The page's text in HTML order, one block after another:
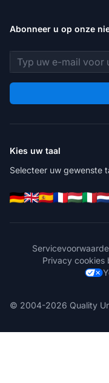
Abonneer u op onze
E-mailadres
Kies uw taal
Selecteer uw gewenste
Privacy cookies
© 2004-2026 Quality